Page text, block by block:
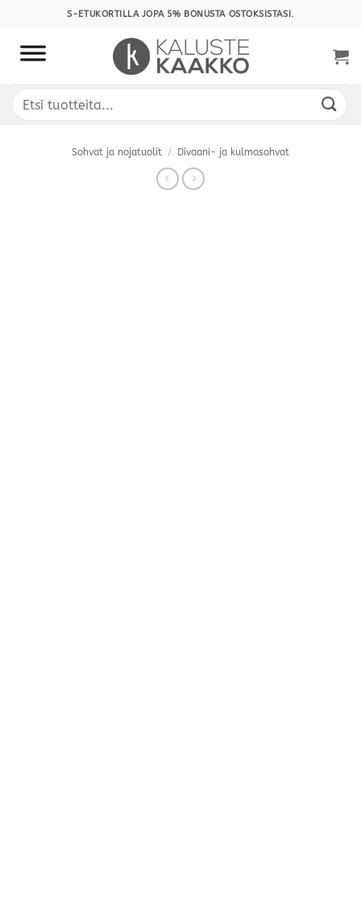
content
S-ETUKORTILLA JOPA 5% BONUSTA OSTOKSISTASI.
Etsi:
Sohvat ja nojatuolit / Divaani- ja kulmasohvat